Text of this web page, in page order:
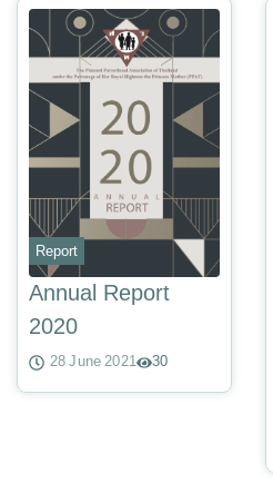
Report
Annual Report
2020
28 June 2021 30